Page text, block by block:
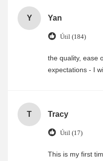
Y Yan
Útil (184)
the quality, ease
expectations - I
T Tracy
Útil (17)
This is my first